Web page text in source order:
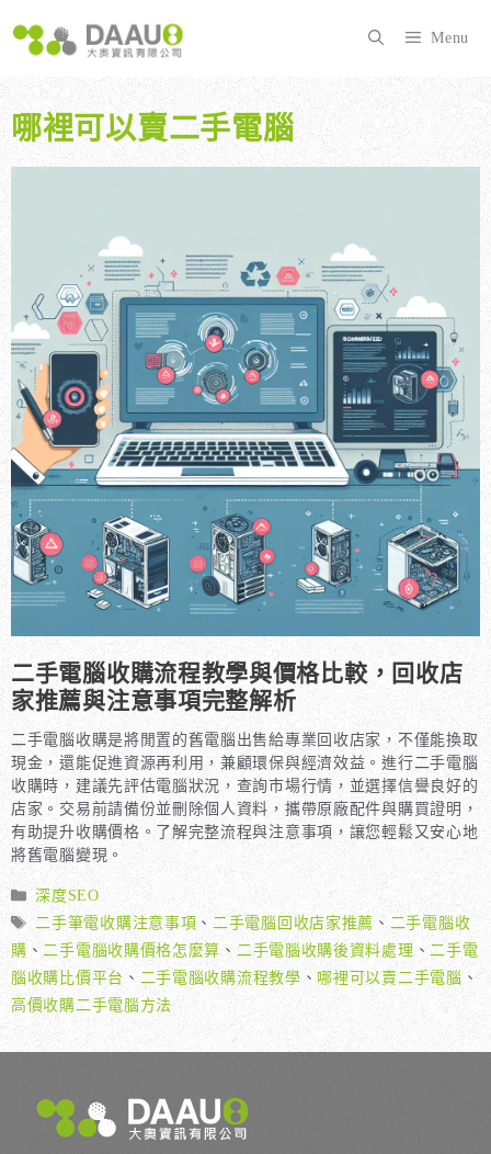
至
內
Menu
哪裡可以賣二手電腦
二手電腦收購流程教學與價格比較，回收店
家推薦與注意事項完整解析
二手電腦收購是將閒置的舊電腦出售給專業回收店家，不僅能換取
現金，還能促進資源再利用，兼顧環保與經濟效益。進行二手電腦
收購時，建議先評估電腦狀況，查詢市場行情，並選擇信譽良好的
店家。交易前請備份並刪除個人資料，攜帶原廠配件與購買證明，
有助提升收購價格。了解完整流程與注意事項，讓您輕鬆又安心地
將舊電腦變現。
分
類
深度SEO
標
籤
二手筆電收購注意事項 、 二手電腦回收店家推薦 、 二手電腦收
購 、 二手電腦收購價格怎麼算 、 二手電腦收購後資料處理 、 二手電
腦收購比價平台 、 二手電腦收購流程教學 、 哪裡可以賣二手電腦 、
高價收購二手電腦方法